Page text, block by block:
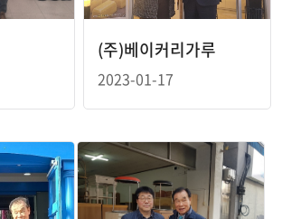
(주)베이커리가루
2023-01-17